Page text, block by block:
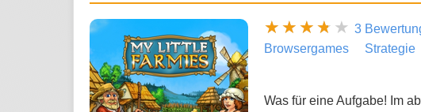
3
Browsergames
Strategie
Was für eine Aufgabe! Im